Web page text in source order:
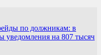
по должникам: в
уведомления на 807 тысяч